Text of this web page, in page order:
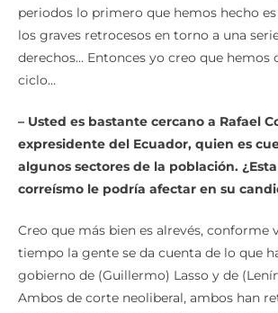
periodos lo primero que hemos hecho
los graves retrocesos en torno a una
derechos… Entonces yo creo que hemos
ciclo…
– Usted es bastante cercano a Rafael
expresidente del Ecuador, quien es
algunos sectores de la población.
correísmo le podría afectar en su
Creo que más bien es alrevés, conforme
tiempo la gente se da cuenta de lo que
gobierno de (Guillermo) Lasso y de
Ambos de corte neoliberal, ambos han